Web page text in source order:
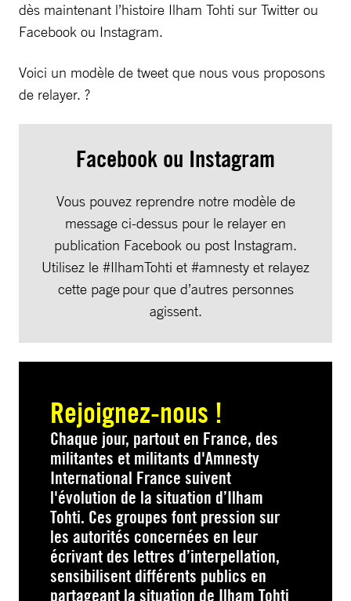
dès maintenant l’histoire Ilham Tohti sur Twitter ou
Facebook ou Instagram.
Voici un modèle de tweet que nous vous proposons
de relayer. ?
Facebook ou Instagram
Vous pouvez reprendre notre modèle de
message ci-dessus pour le relayer en
publication Facebook ou post Instagram.
Utilisez le #IlhamTohti et #amnesty et relayez
cette page pour que d’autres personnes
agissent.
Rejoignez-nous !
Chaque jour, partout en France, des
militantes et militants d'Amnesty
International France suivent
l'évolution de la situation d’Ilham
Tohti. Ces groupes font pression sur
les autorités concernées en leur
écrivant des lettres d’interpellation,
sensibilisent différents publics en
partageant la situation de Ilham Tohti